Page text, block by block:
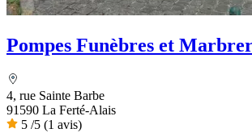
Pompes Funèbres et
4, rue Sainte Barbe
91590 La Ferté-Alais
5 /5 (1 avis)